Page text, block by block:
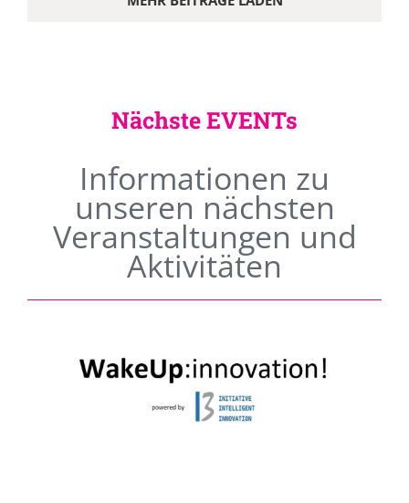
Nächste EVENTs
Informationen zu
unseren nächsten
Veranstaltungen und
Aktivitäten